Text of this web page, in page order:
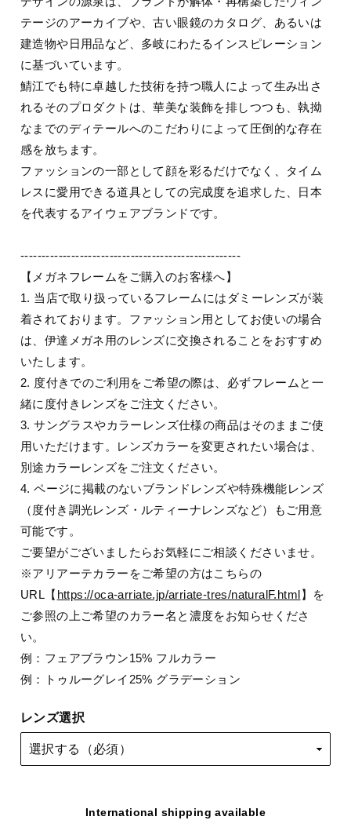
テージのアーカイブや、古い眼鏡のカタログ、あるいは
建造物や日用品など、多岐にわたるインスピレーション
に基づいています。
鯖江でも特に卓越した技術を持つ職人によって生み出さ
れるそのプロダクトは、華美な装飾を排しつつも、執拗
なまでのディテールへのこだわりによって圧倒的な存在
感を放ちます。
ファッションの一部として顔を彩るだけでなく、タイム
レスに愛用できる道具としての完成度を追求した、日本
を代表するアイウェアブランドです。
----------------------------------------------------
【メガネフレームをご購入のお客様へ】
1. 当店で取り扱っているフレームにはダミーレンズが装
着されております。ファッション用としてお使いの場合
は、伊達メガネ用のレンズに交換されることをおすすめ
いたします。
2. 度付きでのご利用をご希望の際は、必ずフレームと一
緒に度付きレンズをご注文ください。
3. サングラスやカラーレンズ仕様の商品はそのままご使
用いただけます。レンズカラーを変更されたい場合は、
別途カラーレンズをご注文ください。
4. ページに掲載のないブランドレンズや特殊機能レンズ
（度付き調光レンズ・ルティーナレンズなど）もご用意
可能です。
ご要望がございましたらお気軽にご相談くださいませ。
※アリアーテカラーをご希望の方はこちらの
URL【 https://oca-arriate.jp/arriate-tres/naturalF.html】を
ご参照の上ご希望のカラー名と濃度をお知らせくださ
い。
例：フェアブラウン15% フルカラー
例：トゥルーグレイ25% グラデーション
レンズ選択
International shipping available